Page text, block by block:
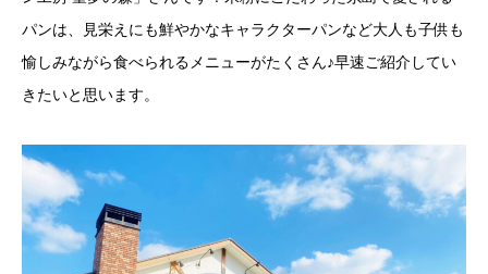
パンは、見栄えにも鮮やかなキャラクターパンなど大人も子供も
愉しみながら食べられるメニューがたくさん♪早速ご紹介してい
きたいと思います。